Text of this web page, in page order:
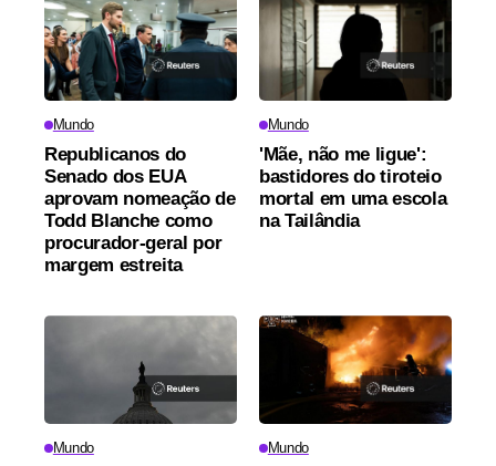
Mundo
Republicanos do
Senado dos EUA
aprovam nomeação de
Todd Blanche como
procurador-geral por
margem estreita
Mundo
'Mãe, não me ligue':
bastidores do tiroteio
mortal em uma escola
na Tailândia
Mundo Mundo